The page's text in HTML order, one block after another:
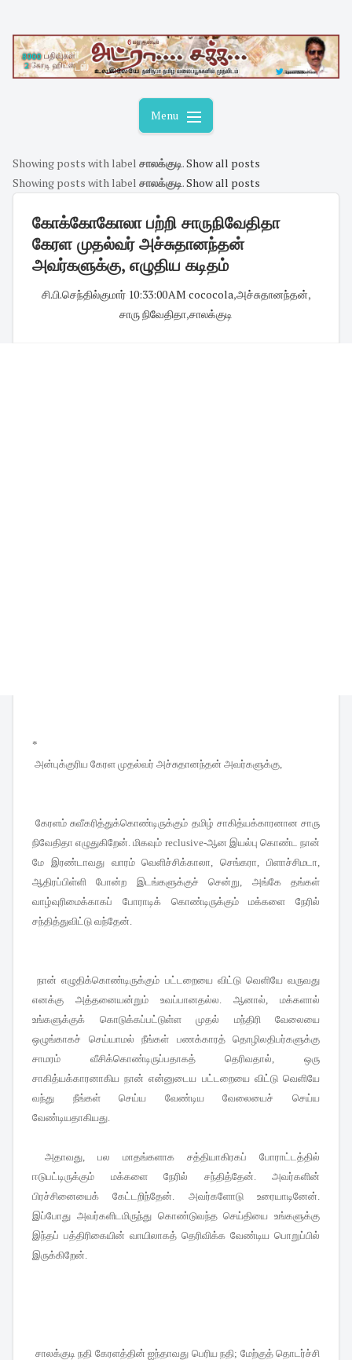
content
Menu
Showing posts with label சாலக்குடி.Show all posts
Showing posts with label சாலக்குடி.Show all posts
கோக்கோகோலா பற்றி சாருநிவேதிதா
கேரள முதல்வர் அச்சுதானந்தன்
அவர்களுக்கு, எழுதிய கடிதம்
சி.பி.செந்தில்குமார்· 10:33:00 AM cococola,அச்சுதானந்தன்,
சாரு நிவேதிதா,சாலக்குடி
*
அன்புக்குரிய கேரள முதல்வர் அச்சுதானந்தன் அவர்களுக்கு
கேரளம் சுவீகரித்துக்கொண்டிருக்கும் தமிழ் சாகித்யக்காரனான சாரு
நிவேதிதா எழுதுகிறேன் .மிகவும் reclusive-ஆன இயல்பு கொண்ட நான்
மே இரண்டாவது வாரம் வெளிச்சிக்காலா ,செங்கரா ,பிளாச்சிமடா
ஆதிரப்பிள்ளி போன்ற இடங்களுக்குச் சென்று
அங்கே தங்கள்
வாழ்வுரிமைக்காகப் போராடிக் கொண்டிருக்கும் மக்களை நேரில்
சந்தித்துவிட்டு வந்தேன்
நான் எழுதிக்கொண்டிருக்கும் பட்டறையை விட்டு வெளியே வருவது
எனக்கு அத்தனையன்றும் உவப்பானதல்ல
ஆனால்
மக்களால்
உங்களுக்குக் கொடுக்கப்பட்டுள்ள முதல் மந்திரி வேலையை
ஒழுங்காகச் செய்யாமல் நீங்கள் பணக்காரத் தொழிலதிபர்களுக்கு
சாமரம் வீசிக்கொண்டிருப்பதாகத் தெரிவதால் ,ஒரு
சாகித்யக்காரனாகிய நான் என்னுடைய பட்டறையை விட்டு வெளியே
வந்து நீங்கள் செய்ய வேண்டிய வேலையைச் செய்ய
வேண்டியதாகியது
அதாவது
பல மாதங்களாக சத்தியாகிரகப் போராட்டத்தில்
ஈடுபட்டிருக்கும் மக்களை நேரில் சந்தித்தேன்
அவர்களின்
பிரச்சினையைக் கேட்டறிந்தேன்
அவர்களோடு உரையாடினேன்
இப்போது அவர்களிடமிருந்து கொண்டுவந்த செய்தியை உங்களுக்கு
இந்தப் பத்திரிகையின் வாயிலாகத் தெரிவிக்க வேண்டிய பொறுப்பில்
இருக்கிறேன்
சாலக்குடி நதி கேரளத்தின் ஐந்தாவது பெரிய நதி; மேற்குத் தொடர்ச்சி